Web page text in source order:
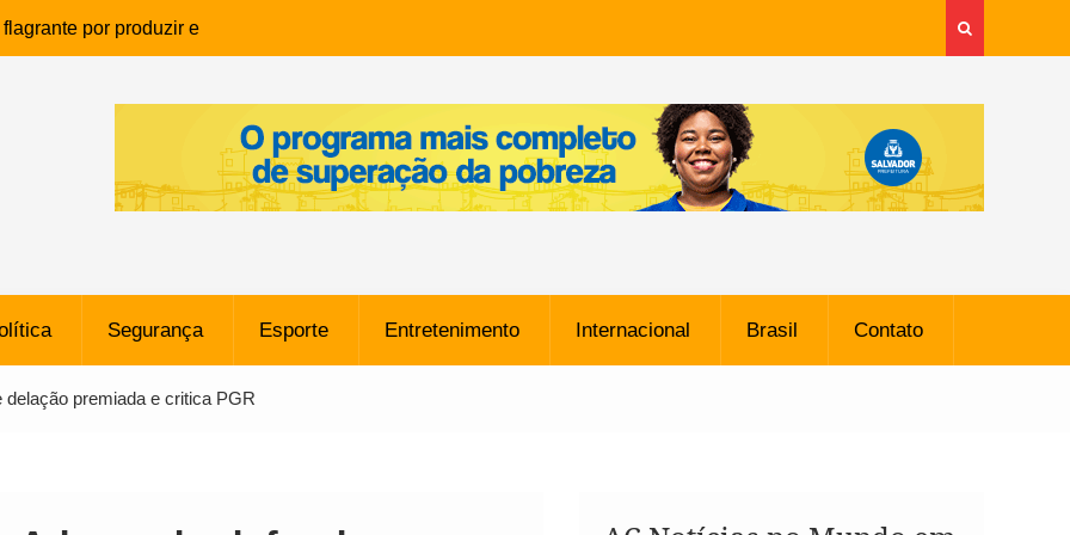
por produzir e
infantil em Eunápolis
morreu após ataque
sem restrições e pode
o Vasco
SpaceX Colide com a Lua
Metros, Afirma a Nasa
Segurança Esporte Entretenimento Internacional Brasil Contato
premiada e critica PGR